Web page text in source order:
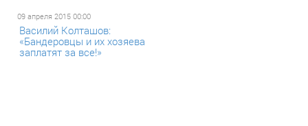
09 апреля 2015 00:00
Василий Колташов:
«Бандеровцы и их хозяева
заплатят за все!»